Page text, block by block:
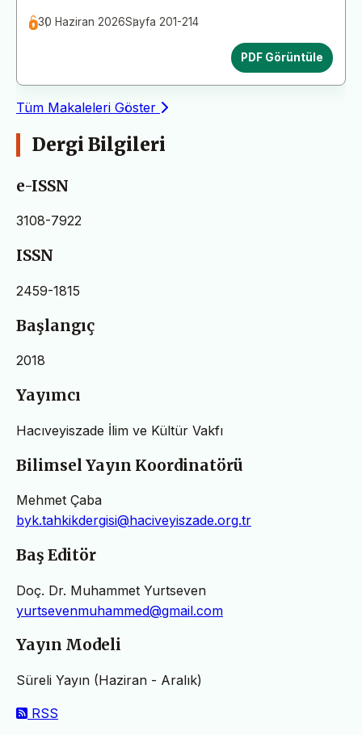
30 Haziran 2026Sayfa 201-214
PDF Görüntüle
Tüm Makaleleri Göster
Dergi Bilgileri
e-ISSN
3108-7922
ISSN
2459-1815
Başlangıç
2018
Yayımcı
Hacıveyiszade İlim ve Kültür Vakfı
Bilimsel Yayın Koordinatörü
Mehmet Çaba
byk.tahkikdergisi@haciveyiszade.org.tr
Baş Editör
Doç. Dr. Muhammet Yurtseven
yurtsevenmuhammed@gmail.com
Yayın Modeli
Süreli Yayın (Haziran - Aralık)
RSS